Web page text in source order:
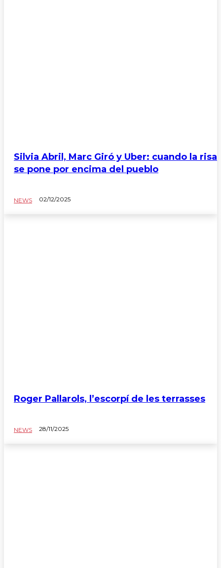
Silvia Abril, Marc Giró y Uber: cuando la risa
se pone por encima del pueblo
NEWS 02/12/2025
Roger Pallarols, l’escorpí de les terrasses
NEWS 28/11/2025